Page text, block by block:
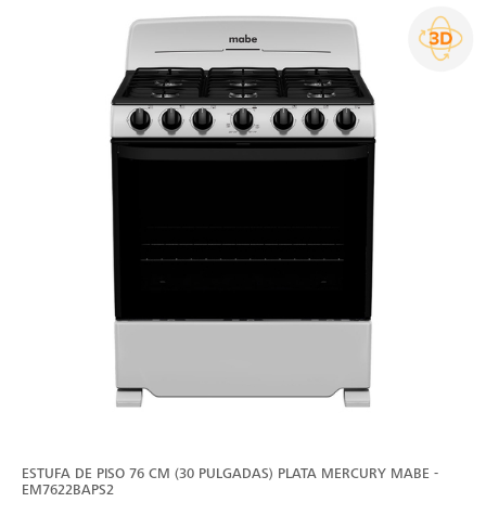
ESTUFA DE PISO 76 CM (30 PULGADAS) PLATA MERCURY MABE -
EM7622BAPS2